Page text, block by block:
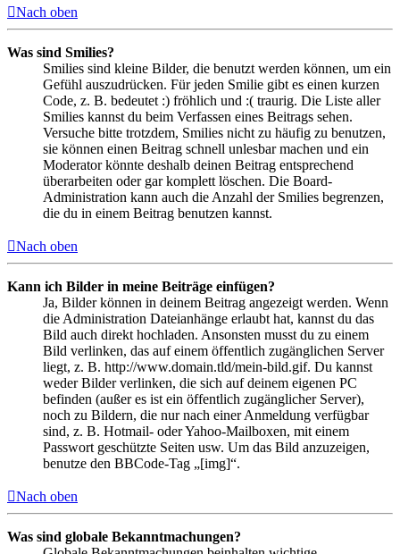
Nach oben
Was sind Smilies?
Smilies sind kleine Bilder, die benutzt werden können, um ein
Gefühl auszudrücken. Für jeden Smilie gibt es einen kurzen
Code, z. B. bedeutet :) fröhlich und :( traurig. Die Liste aller
Smilies kannst du beim Verfassen eines Beitrags sehen.
Versuche bitte trotzdem, Smilies nicht zu häufig zu benutzen,
sie können einen Beitrag schnell unlesbar machen und ein
Moderator könnte deshalb deinen Beitrag entsprechend
überarbeiten oder gar komplett löschen. Die Board-
Administration kann auch die Anzahl der Smilies begrenzen,
die du in einem Beitrag benutzen kannst.
Nach oben
Kann ich Bilder in meine Beiträge einfügen?
Ja, Bilder können in deinem Beitrag angezeigt werden. Wenn
die Administration Dateianhänge erlaubt hat, kannst du das
Bild auch direkt hochladen. Ansonsten musst du zu einem
Bild verlinken, das auf einem öffentlich zugänglichen Server
liegt, z. B. http://www.domain.tld/mein-bild.gif. Du kannst
weder Bilder verlinken, die sich auf deinem eigenen PC
befinden (außer es ist ein öffentlich zugänglicher Server),
noch zu Bildern, die nur nach einer Anmeldung verfügbar
sind, z. B. Hotmail- oder Yahoo-Mailboxen, mit einem
Passwort geschützte Seiten usw. Um das Bild anzuzeigen,
benutze den BBCode-Tag „[img]“.
Nach oben
Was sind globale Bekanntmachungen?